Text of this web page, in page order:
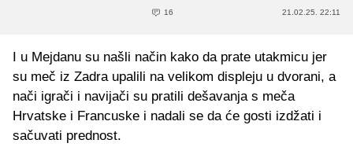
16 21.02.25. 22:11
I u Mejdanu su našli način kako da prate utakmicu jer
su meč iz Zadra upalili na velikom displeju u dvorani, a
nači igrači i navijači su pratili dešavanja s meča
Hrvatske i Francuske i nadali se da će gosti izdžati i
sačuvati prednost.